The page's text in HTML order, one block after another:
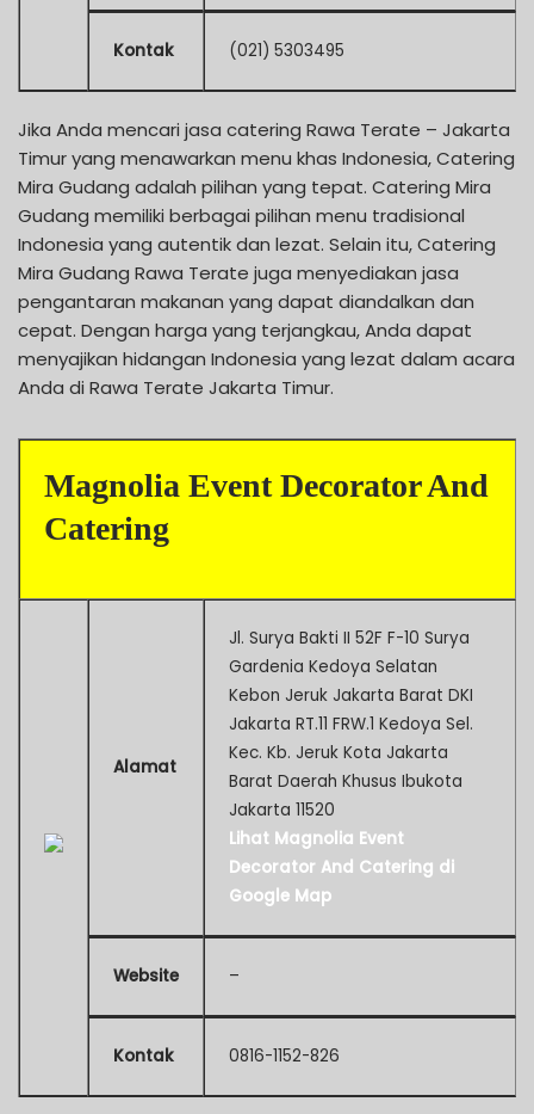
Kontak (021) 5303495
Jika Anda mencari jasa catering Rawa Terate – Jakarta
Timur yang menawarkan menu khas Indonesia, Catering
Mira Gudang adalah pilihan yang tepat. Catering Mira
Gudang memiliki berbagai pilihan menu tradisional
Indonesia yang autentik dan lezat. Selain itu, Catering
Mira Gudang Rawa Terate juga menyediakan jasa
pengantaran makanan yang dapat diandalkan dan
cepat. Dengan harga yang terjangkau, Anda dapat
menyajikan hidangan Indonesia yang lezat dalam acara
Anda di Rawa Terate Jakarta Timur.
Magnolia Event Decorator And
Catering
Alamat
Jl. Surya Bakti II 52F F-10 Surya
Gardenia Kedoya Selatan
Kebon Jeruk Jakarta Barat DKI
Jakarta RT.11 FRW.1 Kedoya Sel.
Kec. Kb. Jeruk Kota Jakarta
Barat Daerah Khusus Ibukota
Jakarta 11520
Lihat Magnolia Event
Decorator And Catering di
Google Map
Website –
Kontak 0816-1152-826